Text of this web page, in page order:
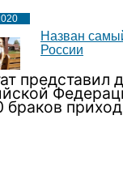
Назван
России
браков